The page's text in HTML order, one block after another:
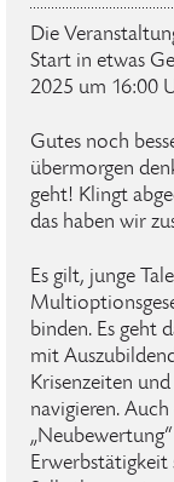
Die
Start in etwas
2025 um 16:00
Gutes noch
übermorgen
geht! Klingt
das haben wir
Es gilt, junge
binden. Es geht
mit
Krisenzeiten
navigieren.
Erwerbstätigkeit